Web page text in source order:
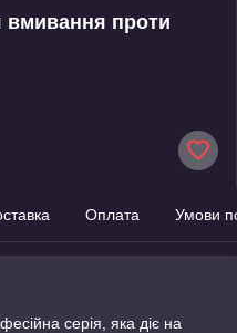
проти
Оплата Умови
серія, яка діє на